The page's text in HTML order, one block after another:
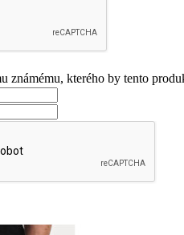
známému, kterého by tento